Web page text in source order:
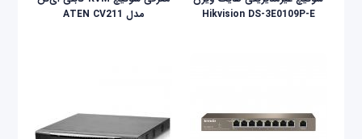
Hikvision DS-3E0109P-E
مدل ATEN CV211